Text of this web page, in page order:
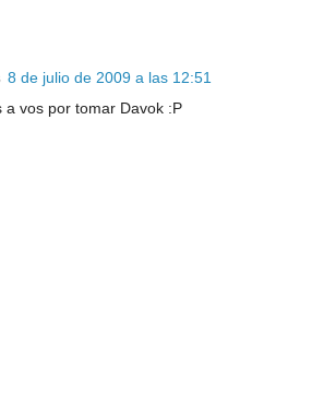
8 de julio de 2009 a las 12:51
a vos por tomar Davok :P